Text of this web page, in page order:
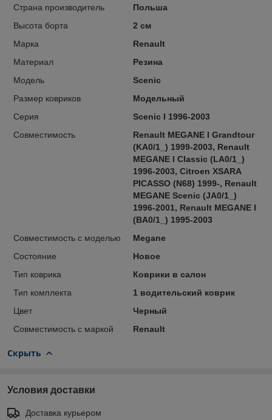
Страна производитель
Польша
Высота борта
2 см
Марка
Renault
Материал
Резина
Модель
Scenic
Размер ковриков
Модельный
Серия
Scenic I 1996-2003
Совместимость
Renault MEGANE I Grandtour
(KA0/1_) 1999-2003, Renault
MEGANE I Classic (LA0/1_)
1996-2003, Citroen XSARA
PICASSO (N68) 1999-, Renault
MEGANE Scenic (JA0/1_)
1996-2001, Renault MEGANE I
(BA0/1_) 1995-2003
Совместимость с моделью
Megane
Состояние
Новое
Тип коврика
Коврики в салон
Тип комплекта
1 водительский коврик
Цвет
Черный
Совместимость с маркой
Renault
Скрыть
Условия доставки
Доставка курьером